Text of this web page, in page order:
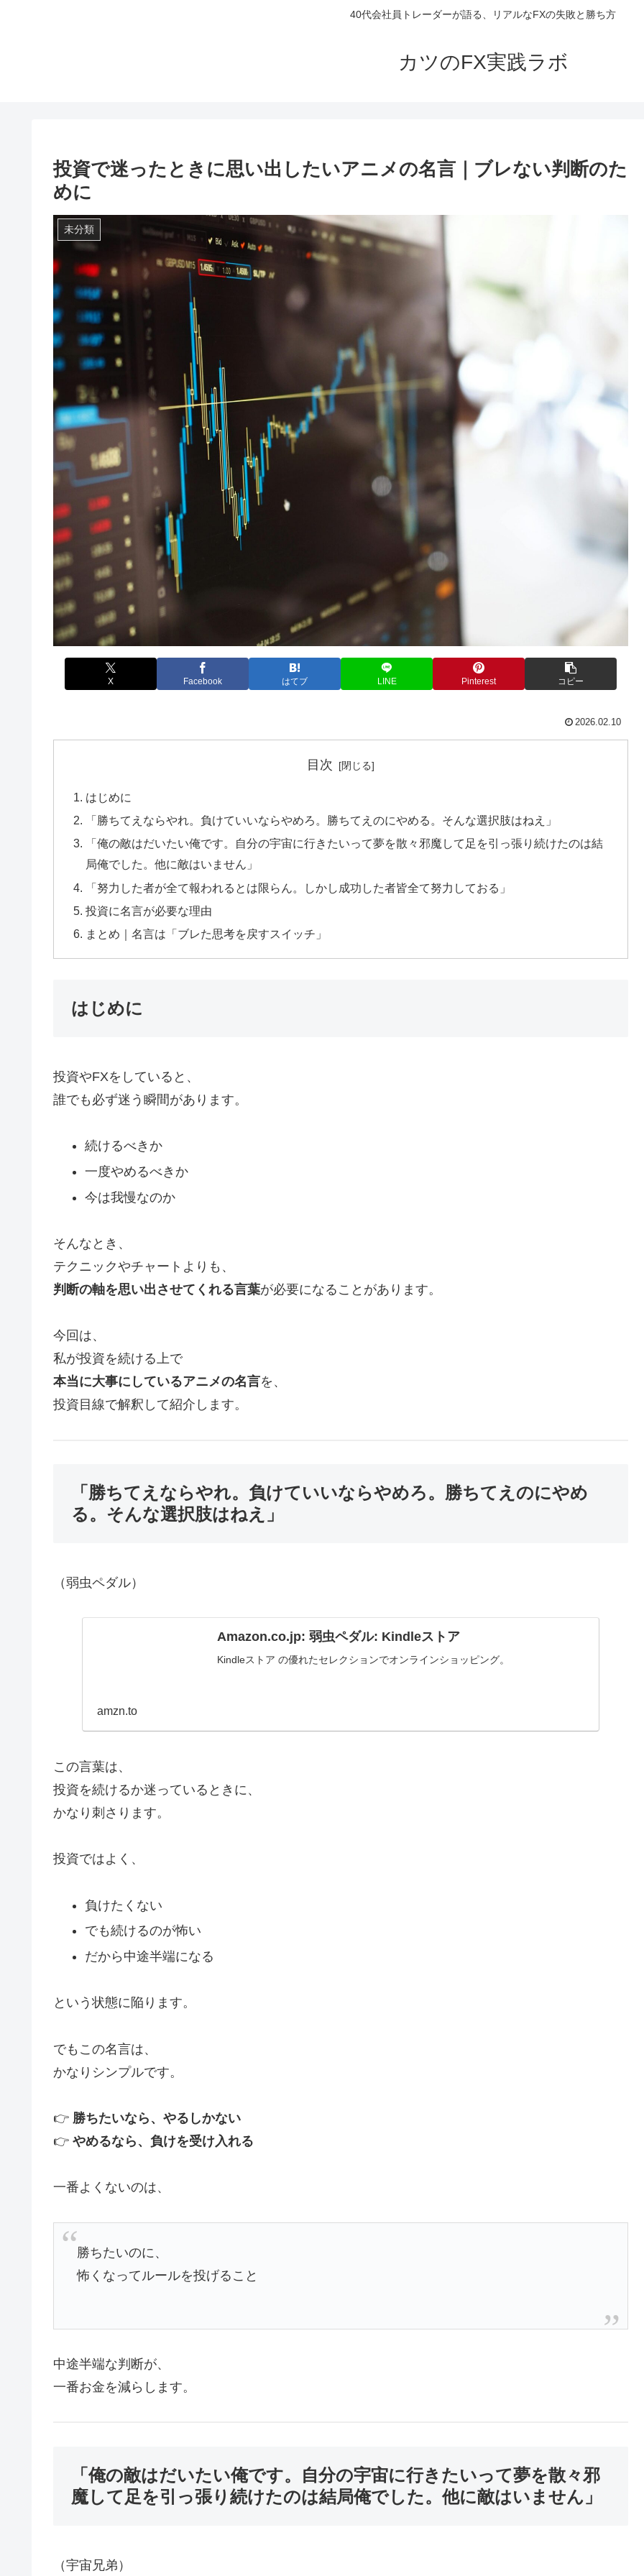
40代会社員トレーダーが語る、リアルなFXの失敗と勝ち方
カツのFX実践ラボ
投資で迷ったときに思い出したいアニメの名言｜ブレない判断のた
めに
未分類
X Facebook はてブ LINE Pinterest コピー
2026.02.10
目次
はじめに
「勝ちてえならやれ。負けていいならやめろ。勝ちてえのにやめる。そんな選択肢はねえ」
「俺の敵はだいたい俺です。自分の宇宙に行きたいって夢を散々邪魔して足を引っ張り続けたのは結
局俺でした。他に敵はいません」
「努力した者が全て報われるとは限らん。しかし成功した者皆全て努力しておる」
投資に名言が必要な理由
まとめ｜名言は「ブレた思考を戻すスイッチ」
はじめに
投資やFXをしていると、
誰でも必ず迷う瞬間があります。
続けるべきか
一度やめるべきか
今は我慢なのか
そんなとき、
テクニックやチャートよりも、
判断の軸を思い出させてくれる言葉が必要になることがあります。
今回は、
私が投資を続ける上で
本当に大事にしているアニメの名言を、
投資目線で解釈して紹介します。
「勝ちてえならやれ。負けていいならやめろ。勝ちてえのにやめ
る。そんな選択肢はねえ」
（弱虫ペダル）
Amazon.co.jp: 弱虫ペダル: Kindleストア
Kindleストア の優れたセレクションでオンラインショッピング。
amzn.to
この言葉は、
投資を続けるか迷っているときに、
かなり刺さります。
投資ではよく、
負けたくない
でも続けるのが怖い
だから中途半端になる
という状態に陥ります。
でもこの名言は、
かなりシンプルです。
👉 勝ちたいなら、やるしかない
👉 やめるなら、負けを受け入れる
一番よくないのは、
勝ちたいのに、
怖くなってルールを投げること
中途半端な判断が、
一番お金を減らします。
「俺の敵はだいたい俺です。自分の宇宙に行きたいって夢を散々邪
魔して足を引っ張り続けたのは結局俺でした。他に敵はいません」
（宇宙兄弟）